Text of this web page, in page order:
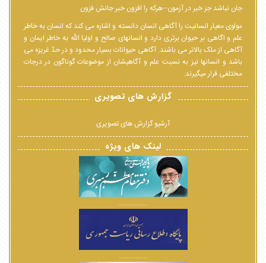
جان نباشد جز خبر در آزمون--هرکه را افزون خبر جانش فزون
مولوی معیار انسانیت را آگاهی انسان دانسته و اشاره می کند که انسان به خاطر
علم و اگاهی بر حیوان برتری دارد و انسانهای صالح و اولیا الله به خاطر ایمان و
آگاهی از ملک بالاتر می باشند. آگاهی حیوانات بسیار محدود و در حدّ غریزه می
باشد و انسانها نیز به نسبت علم و آگاهیشان از موضوعات گوناگون در درجات
مختلفی قرار میگیرند.
گزارش های تصویری
آرشیو گزارش های تصویری
لینک های ویژه
................
................